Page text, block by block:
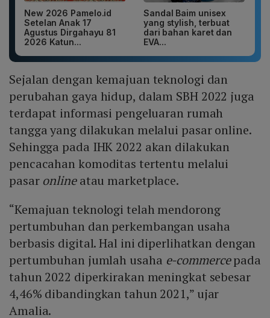
New 2026 Pamelo.id
Setelan Anak 17
Agustus Dirgahayu 81
2026 Katun...
Sandal Baim unisex
yang stylish, terbuat
dari bahan karet dan
EVA...
Sejalan dengan kemajuan teknologi dan
perubahan gaya hidup, dalam SBH 2022 juga
terdapat informasi pengeluaran rumah
tangga yang dilakukan melalui pasar online.
Sehingga pada IHK 2022 akan dilakukan
pencacahan komoditas tertentu melalui
pasar onlineatau marketplace.
“Kemajuan teknologi telah mendorong
pertumbuhan dan perkembangan usaha
berbasis digital. Hal ini diperlihatkan dengan
pertumbuhan jumlah usaha e-commercepada
tahun 2022 diperkirakan meningkat sebesar
4,46% dibandingkan tahun 2021,” ujar
Amalia.